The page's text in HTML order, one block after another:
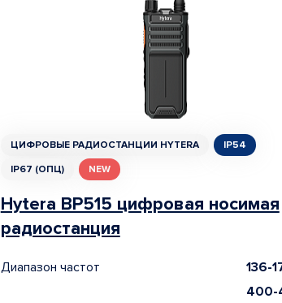
ЦИФРОВЫЕ РАДИОСТАНЦИИ HYTERA
IP54
IP67 (ОПЦ)
NEW
Hytera BP515 цифровая носимая
радиостанция
Диапазон частот
136-
400-